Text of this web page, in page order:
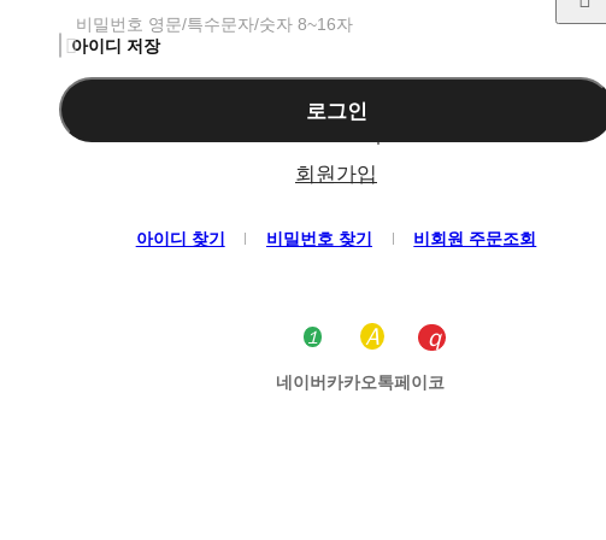
비밀번호 영문/특수문자/숫자 8~16자
아이디 저장
로그인
회원가입
아이디 찾기 비밀번호 찾기 비회원 주문조회
네이버 카카오톡페이코